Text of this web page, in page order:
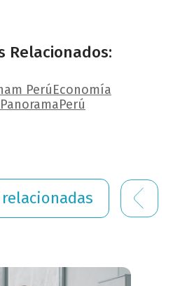
Relacionados:
PerúEconomía
Perú